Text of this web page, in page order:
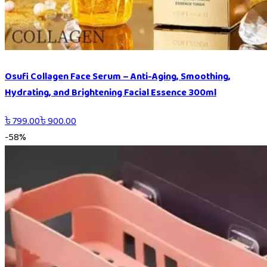
Osufi Collagen Face Serum – Anti-Aging, Smoothing,
Hydrating, and Brightening Facial Essence 300ml
৳799.00৳900.00
-58%